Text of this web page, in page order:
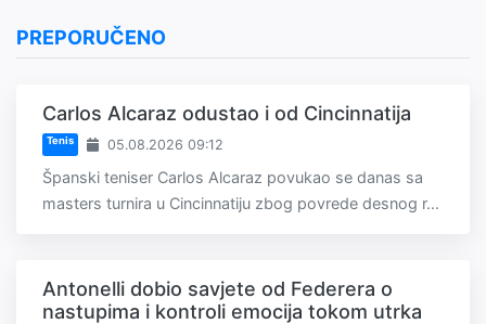
PREPORUČENO
Carlos Alcaraz odustao i od Cincinnatija
Tenis 05.08.2026 09:12
Španski teniser Carlos Alcaraz povukao se danas sa
masters turnira u Cincinnatiju zbog povrede desnog r...
Antonelli dobio savjete od Federera o
nastupima i kontroli emocija tokom utrka